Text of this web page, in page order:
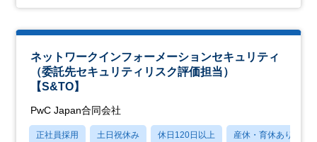
ネットワークインフォーメーションセキュリティ
（委託先セキュリティリスク評価担当）
【S&TO】
PwC Japan合同会社
正社員採用 土日祝休み 休日120日以上 産休・育休あり